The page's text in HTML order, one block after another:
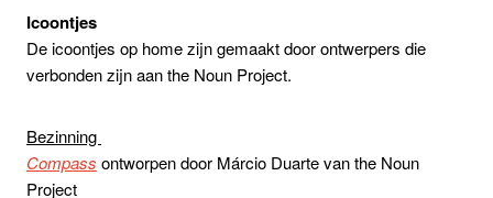
Icoontjes
De icoontjes op home zijn gemaakt door ontwerpers die
verbonden zijn aan the Noun Project.
Bezinning
Compass ontworpen door Márcio Duarte van the Noun
Project